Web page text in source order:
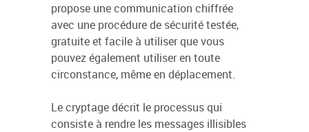
propose une communication chiffrée
avec une procédure de sécurité testée,
gratuite et facile à utiliser que vous
pouvez également utiliser en toute
circonstance, même en déplacement.
Le cryptage décrit le processus qui
consiste à rendre les messages illisibles